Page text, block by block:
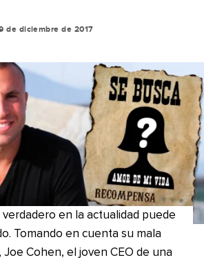
de diciembre de 2017
en la actualidad puede
Tomando en cuenta su mala
Cohen, el joven CEO de una